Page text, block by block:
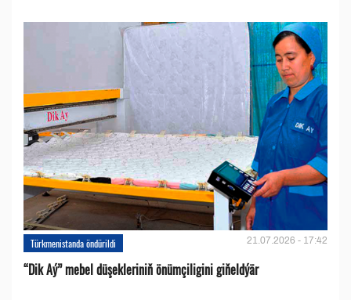
Türkmenistanda öndürildi 21.07.2026 - 17:42
“Dik Aý” mebel düşekleriniň önümçiligini giňeldýär